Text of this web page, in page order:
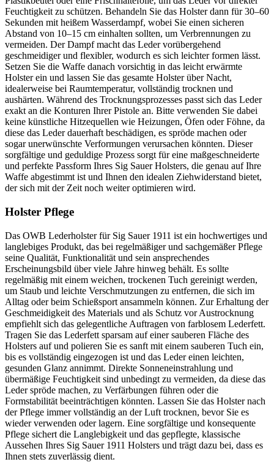
Feuchtigkeit zu schützen. Behandeln Sie das Holster dann für 30–60
Sekunden mit heißem Wasserdampf, wobei Sie einen sicheren
Abstand von 10–15 cm einhalten sollten, um Verbrennungen zu
vermeiden. Der Dampf macht das Leder vorübergehend
geschmeidiger und flexibler, wodurch es sich leichter formen lässt.
Setzen Sie die Waffe danach vorsichtig in das leicht erwärmte
Holster ein und lassen Sie das gesamte Holster über Nacht,
idealerweise bei Raumtemperatur, vollständig trocknen und
aushärten. Während des Trocknungsprozesses passt sich das Leder
exakt an die Konturen Ihrer Pistole an. Bitte verwenden Sie dabei
keine künstliche Hitzequellen wie Heizungen, Öfen oder Föhne, da
diese das Leder dauerhaft beschädigen, es spröde machen oder
sogar unerwünschte Verformungen verursachen könnten. Dieser
sorgfältige und geduldige Prozess sorgt für eine maßgeschneiderte
und perfekte Passform Ihres Sig Sauer Holsters, die genau auf Ihre
Waffe abgestimmt ist und Ihnen den idealen Ziehwiderstand bietet,
der sich mit der Zeit noch weiter optimieren wird.
Holster Pflege
Das OWB Lederholster für Sig Sauer 1911 ist ein hochwertiges und
langlebiges Produkt, das bei regelmäßiger und sachgemäßer Pflege
seine Qualität, Funktionalität und sein ansprechendes
Erscheinungsbild über viele Jahre hinweg behält. Es sollte
regelmäßig mit einem weichen, trockenen Tuch gereinigt werden,
um Staub und leichte Verschmutzungen zu entfernen, die sich im
Alltag oder beim Schießsport ansammeln können. Zur Erhaltung der
Geschmeidigkeit des Materials und als Schutz vor Austrocknung
empfiehlt sich das gelegentliche Auftragen von farblosem Lederfett.
Tragen Sie das Lederfett sparsam auf einer sauberen Fläche des
Holsters auf und polieren Sie es sanft mit einem sauberen Tuch ein,
bis es vollständig eingezogen ist und das Leder einen leichten,
gesunden Glanz annimmt. Direkte Sonneneinstrahlung und
übermäßige Feuchtigkeit sind unbedingt zu vermeiden, da diese das
Leder spröde machen, zu Verfärbungen führen oder die
Formstabilität beeinträchtigen könnten. Lassen Sie das Holster nach
der Pflege immer vollständig an der Luft trocknen, bevor Sie es
wieder verwenden oder lagern. Eine sorgfältige und konsequente
Pflege sichert die Langlebigkeit und das gepflegte, klassische
Aussehen Ihres Sig Sauer 1911 Holsters und trägt dazu bei, dass es
Ihnen stets zuverlässig dient.